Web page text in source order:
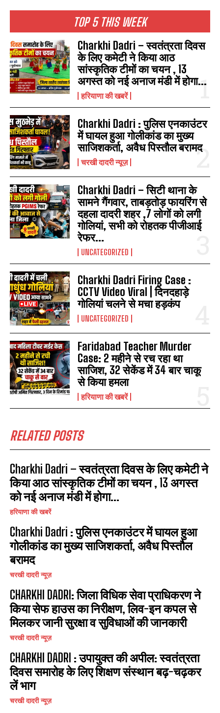
TOP 5 THIS WEEK
Charkhi Dadri – स्वतंत्रता दिवस
के लिए कमेटी ने किया आठ
सांस्कृतिक टीमों का चयन , 13
अगस्त को नई अनाज मंडी में होगा...
हरियाणा की खबरें
Charkhi Dadri : पुलिस एनकाउंटर
में घायल हुआ गोलीकांड का मुख्य
साजिशकर्ता, अवैध पिस्तौल बरामद
चरखी दादरी न्यूज़
Charkhi Dadri – सिटी थाना के
सामने गैंगवार, ताबड़तोड़ फायरिंग से
दहला दादरी शहर ,7 लोगों को लगी
गोलियां, सभी को रोहतक पीजीआई
रेफर...
UNCATEGORIZED
Charkhi Dadri Firing Case :
CCTV Video Viral | दिनदहाड़े
गोलियां चलने से मचा हड़कंप
UNCATEGORIZED
Faridabad Teacher Murder
Case: 2 महीने से रच रहा था
साजिश, 32 सेकेंड में 34 बार चाकू
से किया हमला
हरियाणा की खबरें
RELATED POSTS
Charkhi Dadri – स्वतंत्रता दिवस के लिए कमेटी ने
किया आठ सांस्कृतिक टीमों का चयन , 13 अगस्त
को नई अनाज मंडी में होगा...
हरियाणा की खबरें
Charkhi Dadri : पुलिस एनकाउंटर में घायल हुआ
गोलीकांड का मुख्य साजिशकर्ता, अवैध पिस्तौल
बरामद
चरखी दादरी न्यूज़
CHARKHI DADRI: जिला विधिक सेवा प्राधिकरण ने
किया सेफ हाउस का निरीक्षण, लिव-इन कपल से
मिलकर जानी सुरक्षा व सुविधाओं की जानकारी
चरखी दादरी न्यूज़
CHARKHI DADRI : उपायुक्त की अपील: स्वतंत्रता
दिवस समारोह के लिए शिक्षण संस्थान बढ़-चढ़कर
लें भाग
चरखी दादरी न्यूज़